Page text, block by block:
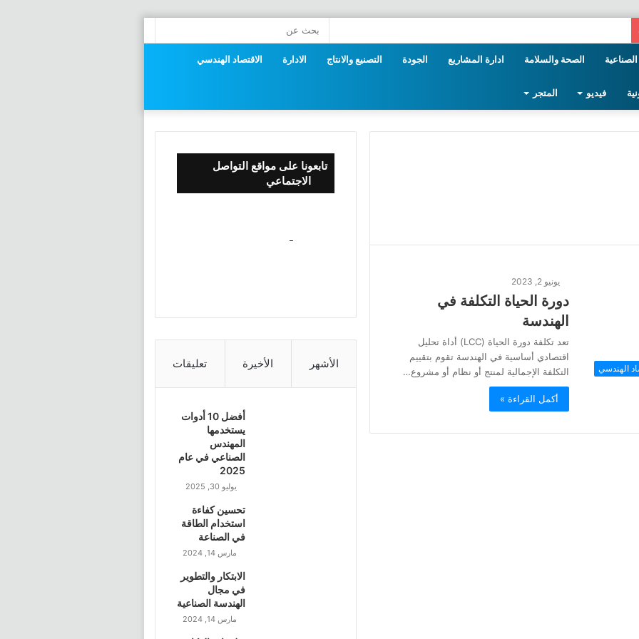
إستعراض
سلة
الصحة والسلامة ادارة المشاريع الجودة التصنيع والانتاج الادارة الاقتصاد الهندسي
فيديو المتجر
الهندسي
يونيو 2, 2023
دورة الحياة التكلفة في
الهندسة
تعد تكلفة دورة الحياة (LCC) أداة تحليل
اقتصادي أساسية في الهندسة تقوم بتقييم
التكلفة الإجمالية لمنتج أو نظام أو مشروع…
أكمل القراءة »
تابعونا على مواقع التواصل
الاجتماعي
الأشهر الأخيرة تعليقات
أفضل 10 أدوات
يستخدمها
المهندس
الصناعي في عام
2025
يوليو 30, 2025
تحسين كفاءة
استخدام الطاقة
في الصناعة
مارس 14, 2024
الابتكار والتطوير
في مجال
الهندسة الصناعية
مارس 14, 2024